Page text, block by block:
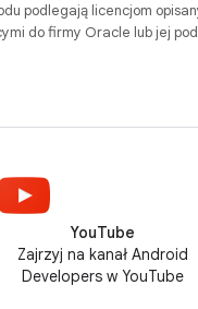
podlegają licencjom
do firmy Oracle lub jej
YouTube
Zajrzyj na kanał Android
Developers w YouTube